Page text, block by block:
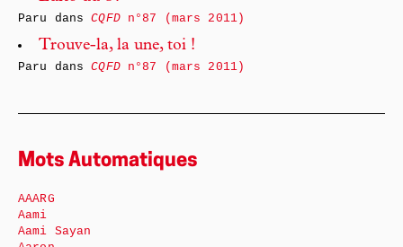
Paru dansCQFDn°87 (mars 2011)
Trouve-la, la une, toi !
Paru dansCQFDn°87 (mars 2011)
Mots Automatiques
AAARG
Aami
Aami Sayan